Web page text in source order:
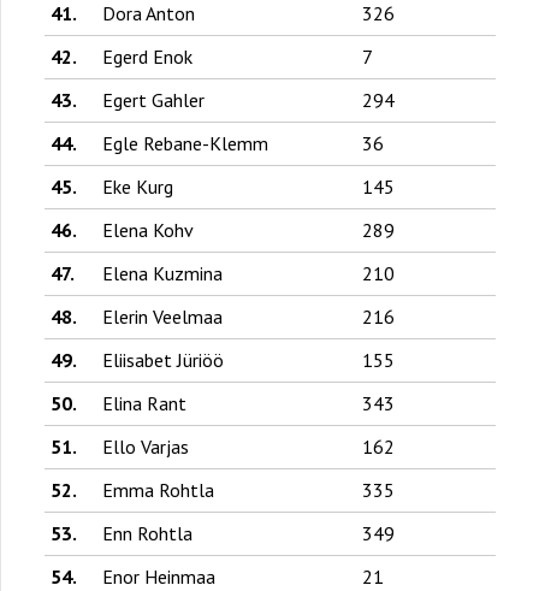
41.
Dora Anton
326
42.
Egerd Enok
7
43.
Egert Gahler
294
44.
Egle Rebane-Klemm
36
45.
Eke Kurg
145
46.
Elena Kohv
289
47.
Elena Kuzmina
210
48.
Elerin Veelmaa
216
49.
Eliisabet Jüriöö
155
50.
Elina Rant
343
51.
Ello Varjas
162
52.
Emma Rohtla
335
53.
Enn Rohtla
349
54.
Enor Heinmaa
21